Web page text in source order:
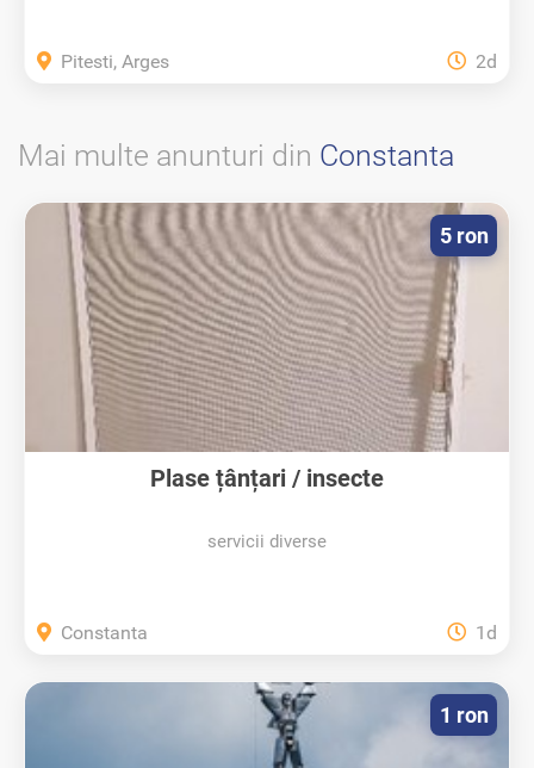
Pitesti, Arges 2d
Mai multe anunturi din Constanta
Plase țânțari / insecte
servicii diverse
5 ron
Constanta 1d
1 ron